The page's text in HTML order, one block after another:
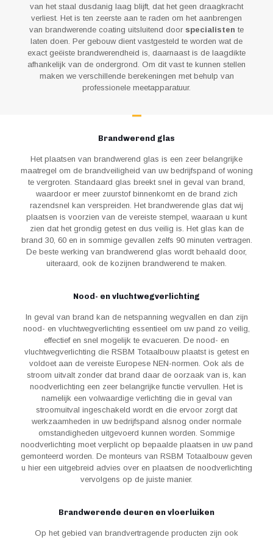
van het staal dusdanig laag blijft, dat het geen draagkracht
verliest. Het is ten zeerste aan te raden om het aanbrengen
van brandwerende coating uitsluitend door specialisten te
laten doen. Per gebouw dient vastgesteld te worden wat de
exact geëiste brandwerendheid is, daarnaast is de laagdikte
afhankelijk van de ondergrond. Om dit vast te kunnen stellen
maken we verschillende berekeningen met behulp van
professionele meetapparatuur.
Brandwerend glas
Het plaatsen van brandwerend glas is een zeer belangrijke
maatregel om de brandveiligheid van uw bedrijfspand of woning
te vergroten. Standaard glas breekt snel in geval van brand,
waardoor er meer zuurstof binnenkomt en de brand zich
razendsnel kan verspreiden. Het brandwerende glas dat wij
plaatsen is voorzien van de vereiste stempel, waaraan u kunt
zien dat het grondig getest en dus veilig is. Het glas kan de
brand 30, 60 en in sommige gevallen zelfs 90 minuten vertragen.
De beste werking van brandwerend glas wordt behaald door,
uiteraard, ook de kozijnen brandwerend te maken.
Nood- en vluchtwegverlichting
In geval van brand kan de netspanning wegvallen en dan zijn
nood- en vluchtwegverlichting essentieel om uw pand zo veilig,
effectief en snel mogelijk te evacueren. De nood- en
vluchtwegverlichting die RSBM Totaalbouw plaatst is getest en
voldoet aan de vereiste Europese NEN-normen. Ook als de
stroom uitvalt zonder dat brand daar de oorzaak van is, kan
noodverlichting een zeer belangrijke functie vervullen. Het is
namelijk een volwaardige verlichting die in geval van
stroomuitval ingeschakeld wordt en die ervoor zorgt dat
werkzaamheden in uw bedrijfspand alsnog onder normale
omstandigheden uitgevoerd kunnen worden. Sommige
noodverlichting moet verplicht op bepaalde plaatsen in uw pand
gemonteerd worden. De monteurs van RSBM Totaalbouw geven
u hier een uitgebreid advies over en plaatsen de noodverlichting
vervolgens op de juiste manier.
Brandwerende deuren en vloerluiken
Op het gebied van brandvertragende producten zijn ook